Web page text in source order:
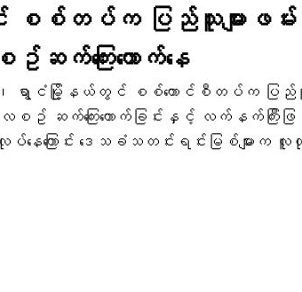
စ်တပ်က ပြည်သူများဖမ်း
က်ကြေးကောက်နေ
ရွာငံမြို့နယ်တွင် စစ်ကောင်စီတပ်က ပြည်သူမ
ဥ် ဆက်ကြေးကောက်ခြင်းနှင့် လက်နက်ကြီးဖ
လုပ်နေကြောင်း ဒေသခံသတင်းရင်းမြစ်များက